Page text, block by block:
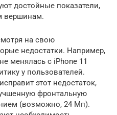
достойные показатели,
вершинам.
на свою
недостатки. Например,
менялась с iPhone 11
у пользователей.
этот недостаток,
фронтальную
(возможно, 24 Мп).